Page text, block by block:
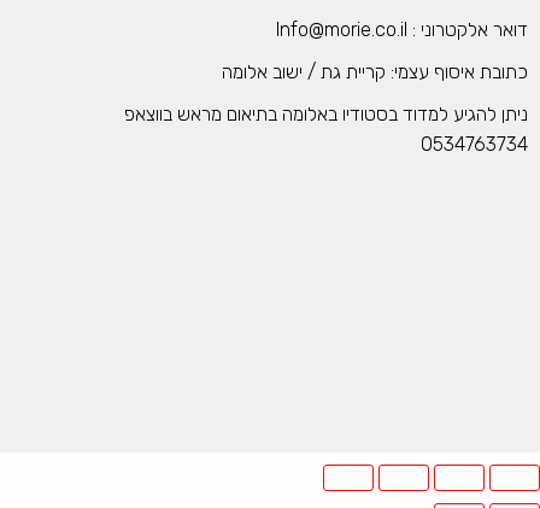
דואר אלקטרוני : Info@morie.co.il
כתובת איסוף עצמי: קריית גת / ישוב אלומה
ניתן להגיע למדוד בסטודיו באלומה בתיאום מראש בווצאפ
0534763734